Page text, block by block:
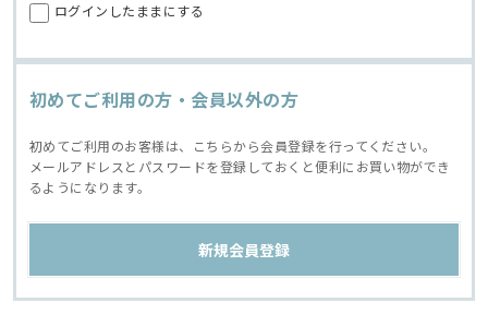
ログインしたままにする
初めてご利用の方・会員以外の方
初めてご利用のお客様は、こちらから会員登録を行ってください。
メールアドレスとパスワードを登録しておくと便利にお買い物ができ
るようになります。